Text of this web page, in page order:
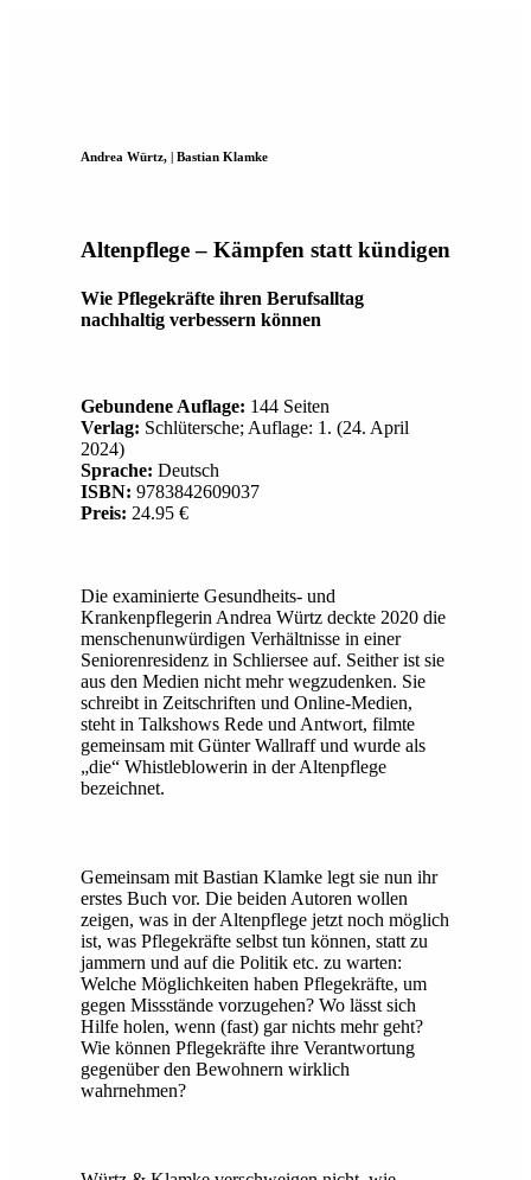
Andrea Würtz, | Bastian Klamke
Altenpflege – Kämpfen statt kündigen
Wie Pflegekräfte ihren Berufsalltag
nachhaltig verbessern können
Gebundene Auflage: 144 Seiten
Verlag: Schlütersche; Auflage: 1. (24. April
2024)
Sprache: Deutsch
ISBN: 9783842609037
Preis: 24.95 €
Die examinierte Gesundheits- und
Krankenpflegerin Andrea Würtz deckte 2020 die
menschenunwürdigen Verhältnisse in einer
Seniorenresidenz in Schliersee auf. Seither ist sie
aus den Medien nicht mehr wegzudenken. Sie
schreibt in Zeitschriften und Online-Medien,
steht in Talkshows Rede und Antwort, filmte
gemeinsam mit Günter Wallraff und wurde als
„die“ Whistleblowerin in der Altenpflege
bezeichnet.
Gemeinsam mit Bastian Klamke legt sie nun ihr
erstes Buch vor. Die beiden Autoren wollen
zeigen, was in der Altenpflege jetzt noch möglich
ist, was Pflegekräfte selbst tun können, statt zu
jammern und auf die Politik etc. zu warten:
Welche Möglichkeiten haben Pflegekräfte, um
gegen Missstände vorzugehen? Wo lässt sich
Hilfe holen, wenn (fast) gar nichts mehr geht?
Wie können Pflegekräfte ihre Verantwortung
gegenüber den Bewohnern wirklich
wahrnehmen?